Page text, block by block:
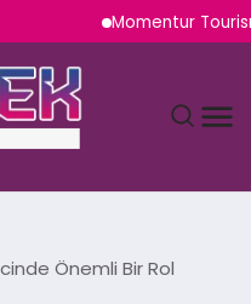
Momentur Tourism &
Önemli Bir Rol